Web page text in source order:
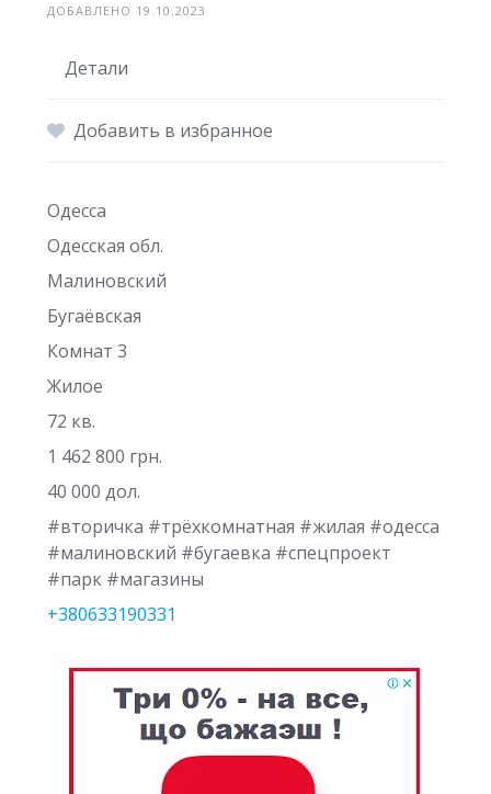
ДОБАВЛЕНО 19.10.2023
Детали
Добавить в избранное
Одесса
Одесская обл.
Малиновский
Бугаёвская
Комнат 3
Жилое
72 кв.
1 462 800 грн.
40 000 дол.
#вторичка #трёхкомнатная #жилая #одесса
#малиновский #бугаевка #спецпроект
#парк #магазины
+380633190331